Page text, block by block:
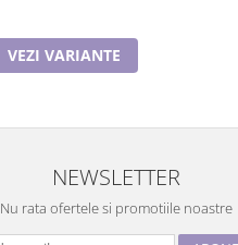
VEZI VARIANTE
NEWSLETTER
Nu rata ofertele si promotiile noastre